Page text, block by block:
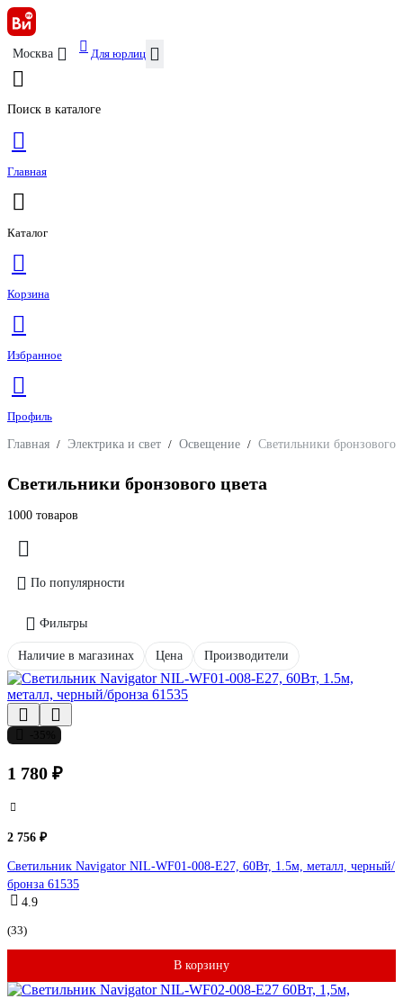
Москва Для юрлиц
Поиск в каталоге
Главная
Каталог
Корзина
Избранное
Профиль
Главная / Электрика и свет / Освещение / Светильники бронзового
Светильники бронзового цвета
1000 товаров
По популярности
Фильтры
Наличие в магазинах Цена Производители
1 780 ₽
2 756 ₽
Светильник Navigator NIL-WF01-008-E27, 60Вт, 1.5м, металл, черный/
бронза 61535
4.9
(33)
В корзину